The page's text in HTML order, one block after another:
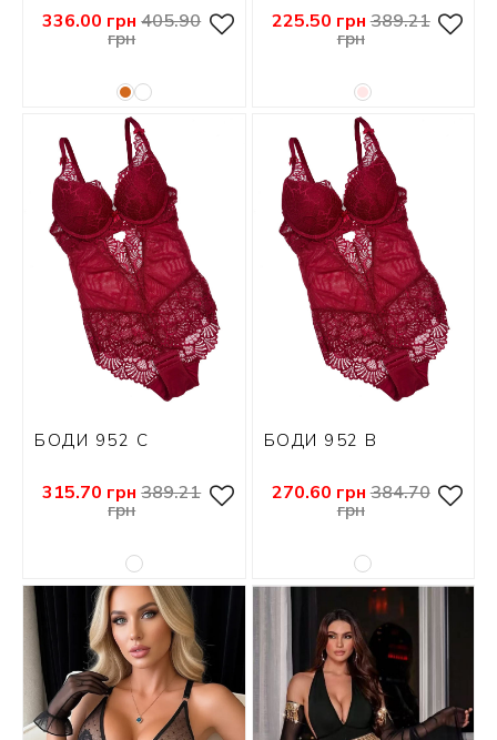
336.00 грн 405.90
грн
225.50 грн 389.21
грн
БОДИ 952 С
315.70 грн 389.21
грн
БОДИ 952 В
270.60 грн 384.70
грн